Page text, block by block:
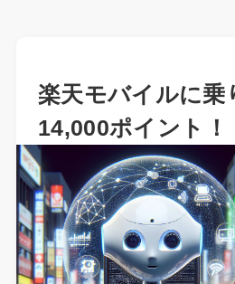
楽天モバイルに乗
14,000ポイント！